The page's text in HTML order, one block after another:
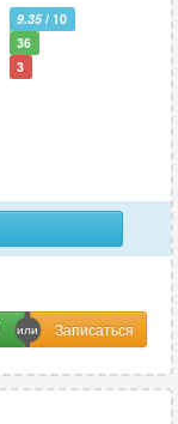
9.35/ 10
36
3